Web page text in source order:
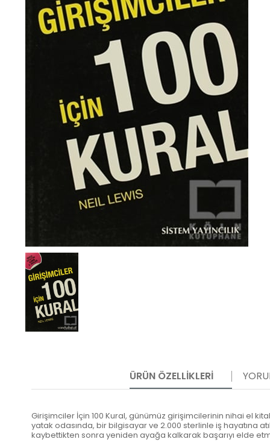
ÜRÜN ÖZELLIKLERI
Girişimciler İçin 100 Kural, günümüz girişimcilerinin nihai el
yatak odasında, bir bilgisayar ve 2.000 sterlinle iş hayatına
kaybettikten sonra yeniden ayağa kalkarak başarıyı elde